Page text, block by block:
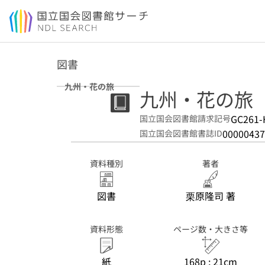
本文へ移動
図書
九州・花の旅 九州・花の旅
国立国会図書館請求記号
国立国会図書館書誌ID
資料種別
図書
著者
栗原隆司 著
資料形態
紙
ページ数・大きさ等
168p ; 21cm